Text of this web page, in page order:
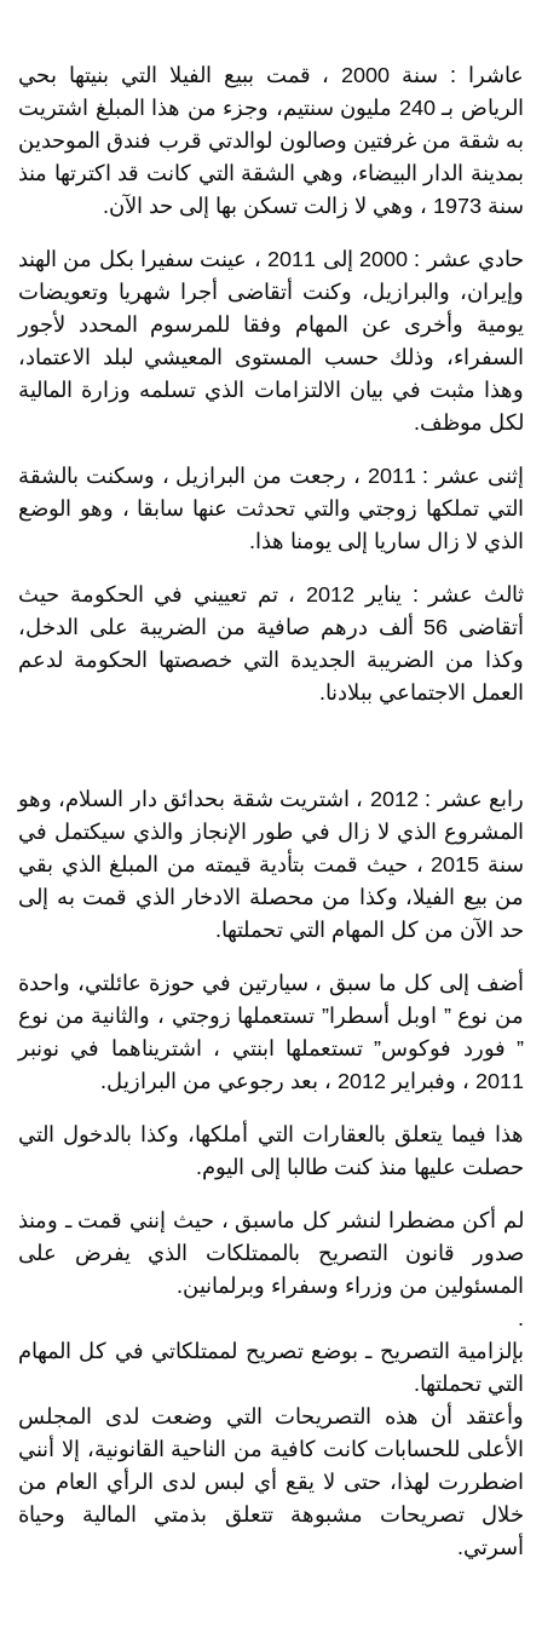
عاشرا : سنة 2000 ، قمت ببيع الفيلا التي بنيتها بحي
الرياض بـ 240 مليون سنتيم، وجزء من هذا المبلغ اشتريت
به شقة من غرفتين وصالون لوالدتي قرب فندق الموحدين
بمدينة الدار البيضاء، وهي الشقة التي كانت قد اكترتها منذ
سنة 1973 ، وهي لا زالت تسكن بها إلى حد الآن.
حادي عشر : 2000 إلى 2011 ، عينت سفيرا بكل من الهند
وإيران، والبرازيل، وكنت أتقاضى أجرا شهريا وتعويضات
يومية وأخرى عن المهام وفقا للمرسوم المحدد لأجور
السفراء، وذلك حسب المستوى المعيشي لبلد الاعتماد،
وهذا مثبت في بيان الالتزامات الذي تسلمه وزارة المالية
لكل موظف.
إثنى عشر : 2011 ، رجعت من البرازيل ، وسكنت بالشقة
التي تملكها زوجتي والتي تحدثت عنها سابقا ، وهو الوضع
الذي لا زال ساريا إلى يومنا هذا.
ثالث عشر : يناير 2012 ، تم تعييني في الحكومة حيث
أتقاضى 56 ألف درهم صافية من الضريبة على الدخل،
وكذا من الضريبة الجديدة التي خصصتها الحكومة لدعم
العمل الاجتماعي ببلادنا.
رابع عشر : 2012 ، اشتريت شقة بحدائق دار السلام، وهو
المشروع الذي لا زال في طور الإنجاز والذي سيكتمل في
سنة 2015 ، حيث قمت بتأدية قيمته من المبلغ الذي بقي
من بيع الفيلا، وكذا من محصلة الادخار الذي قمت به إلى
حد الآن من كل المهام التي تحملتها.
أضف إلى كل ما سبق ، سيارتين في حوزة عائلتي، واحدة
من نوع ” اوبل أسطرا” تستعملها زوجتي ، والثانية من نوع
” فورد فوكوس” تستعملها ابنتي ، اشتريناهما في نونبر
2011 ، وفبراير 2012 ، بعد رجوعي من البرازيل.
هذا فيما يتعلق بالعقارات التي أملكها، وكذا بالدخول التي
حصلت عليها منذ كنت طالبا إلى اليوم.
لم أكن مضطرا لنشر كل ماسبق ، حيث إنني قمت ـ ومنذ
صدور قانون التصريح بالممتلكات الذي يفرض على
المسئولين من وزراء وسفراء وبرلمانين.
.
بإلزامية التصريح ـ بوضع تصريح لممتلكاتي في كل المهام
التي تحملتها.
وأعتقد أن هذه التصريحات التي وضعت لدى المجلس
الأعلى للحسابات كانت كافية من الناحية القانونية، إلا أنني
اضطررت لهذا، حتى لا يقع أي لبس لدى الرأي العام من
خلال تصريحات مشبوهة تتعلق بذمتي المالية وحياة
أسرتي.